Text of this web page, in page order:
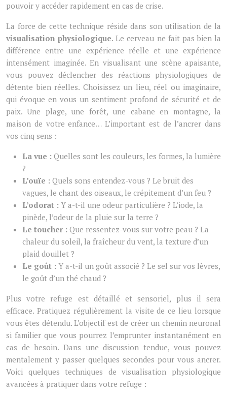
pouvoir y accéder rapidement en cas de crise.
La force de cette technique réside dans son utilisation de la
visualisation physiologique. Le cerveau ne fait pas bien la
différence entre une expérience réelle et une expérience
intensément imaginée. En visualisant une scène apaisante,
vous pouvez déclencher des réactions physiologiques de
détente bien réelles. Choisissez un lieu, réel ou imaginaire,
qui évoque en vous un sentiment profond de sécurité et de
paix. Une plage, une forêt, une cabane en montagne, la
maison de votre enfance… L’important est de l’ancrer dans
vos cinq sens :
La vue : Quelles sont les couleurs, les formes, la lumière
?
L’ouïe : Quels sons entendez-vous ? Le bruit des
vagues, le chant des oiseaux, le crépitement d’un feu ?
L’odorat : Y a-t-il une odeur particulière ? L’iode, la
pinède, l’odeur de la pluie sur la terre ?
Le toucher : Que ressentez-vous sur votre peau ? La
chaleur du soleil, la fraîcheur du vent, la texture d’un
plaid douillet ?
Le goût : Y a-t-il un goût associé ? Le sel sur vos lèvres,
le goût d’un thé chaud ?
Plus votre refuge est détaillé et sensoriel, plus il sera
efficace. Pratiquez régulièrement la visite de ce lieu lorsque
vous êtes détendu. L’objectif est de créer un chemin neuronal
si familier que vous pourrez l’emprunter instantanément en
cas de besoin. Dans une discussion tendue, vous pouvez
mentalement y passer quelques secondes pour vous ancrer.
Voici quelques techniques de visualisation physiologique
avancées à pratiquer dans votre refuge :